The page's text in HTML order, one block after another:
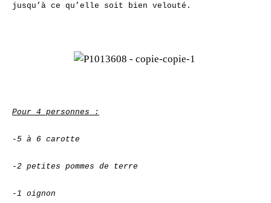
jusqu’à ce qu’elle soit bien velouté.
Pour 4 personnes :
-5 à 6 carotte
-2 petites pommes de terre
-1 oignon